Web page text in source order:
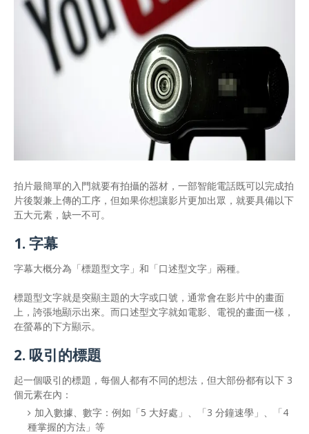
拍片最簡單的入門就要有拍攝的器材，一部智能電話既可以完成拍
片後製兼上傳的工序，但如果你想讓影片更加出眾，就要具備以下
五大元素，缺一不可。
1. 字幕
字幕大概分為「標題型文字」和「口述型文字」兩種。
標題型文字就是突顯主題的大字或口號，通常會在影片中的畫面
上，誇張地顯示出來。而口述型文字就如電影、電視的畫面一樣，
在螢幕的下方顯示。
2. 吸引的標題
起一個吸引的標題，每個人都有不同的想法，但大部份都有以下 3
個元素在內：
加入數據、數字：例如「5 大好處」、「3 分鐘速學」、「4
種掌握的方法」等